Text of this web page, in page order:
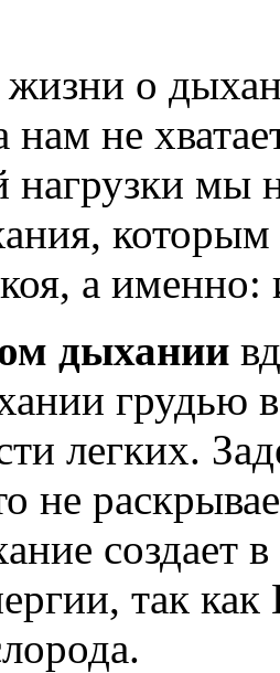
о
нам не
нагрузки мы
которым
а именно:
дыхании
грудью
легких.
не
создает
так